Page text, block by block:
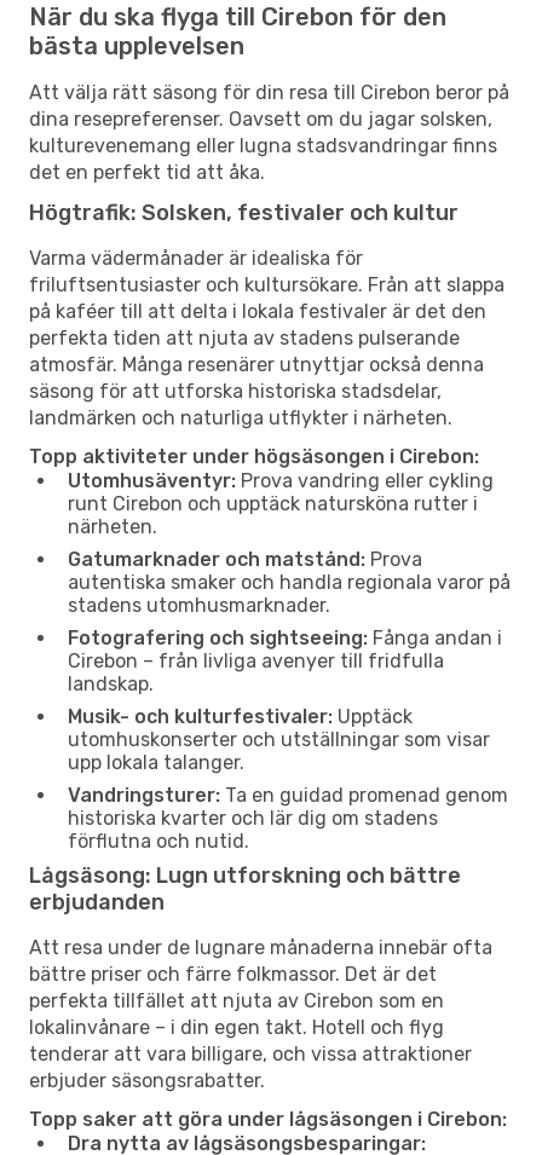
När du ska flyga till Cirebon för den
bästa upplevelsen
Att välja rätt säsong för din resa till Cirebon beror på
dina resepreferenser. Oavsett om du jagar solsken,
kulturevenemang eller lugna stadsvandringar finns
det en perfekt tid att åka.
Högtrafik: Solsken, festivaler och kultur
Varma vädermånader är idealiska för
friluftsentusiaster och kultursökare. Från att slappa
på kaféer till att delta i lokala festivaler är det den
perfekta tiden att njuta av stadens pulserande
atmosfär. Många resenärer utnyttjar också denna
säsong för att utforska historiska stadsdelar,
landmärken och naturliga utflykter i närheten.
Topp aktiviteter under högsäsongen i Cirebon:
Utomhusäventyr: Prova vandring eller cykling
runt Cirebon och upptäck natursköna rutter i
närheten.
Gatumarknader och matstånd: Prova
autentiska smaker och handla regionala varor på
stadens utomhusmarknader.
Fotografering och sightseeing: Fånga andan i
Cirebon – från livliga avenyer till fridfulla
landskap.
Musik- och kulturfestivaler: Upptäck
utomhuskonserter och utställningar som visar
upp lokala talanger.
Vandringsturer: Ta en guidad promenad genom
historiska kvarter och lär dig om stadens
förflutna och nutid.
Lågsäsong: Lugn utforskning och bättre
erbjudanden
Att resa under de lugnare månaderna innebär ofta
bättre priser och färre folkmassor. Det är det
perfekta tillfället att njuta av Cirebon som en
lokalinvånare – i din egen takt. Hotell och flyg
tenderar att vara billigare, och vissa attraktioner
erbjuder säsongsrabatter.
Topp saker att göra under lågsäsongen i Cirebon:
Dra nytta av lågsäsongsbesparingar: